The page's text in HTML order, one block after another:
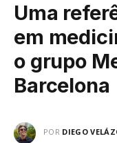
Uma
em
o grupo
Barcelona
POR DIEGO